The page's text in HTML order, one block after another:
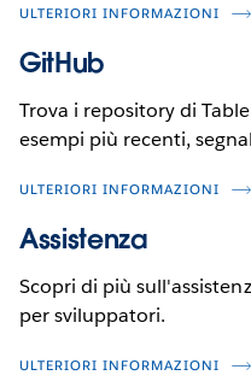
ULTERIORI INFORMAZIONI
GitHub
Trova i repository di
esempi più recenti,
ULTERIORI INFORMAZIONI
Assistenza
Scopri di più
per sviluppatori.
ULTERIORI INFORMAZIONI